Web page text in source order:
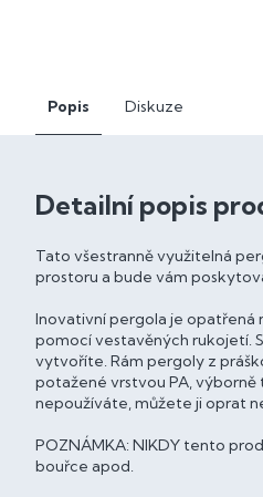
Popis Diskuze
Detailní popis
Tato všestranně využitelná
prostoru a bude vám
Inovativní pergola je opatřená
pomocí vestavěných rukojetí.
vytvoříte. Rám pergoly z
potažené vrstvou PA, výborně
nepoužíváte, můžete ji oprat
POZNÁMKA: NIKDY tento
bouřce apod.